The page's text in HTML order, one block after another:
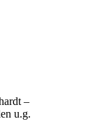
–
u.g.